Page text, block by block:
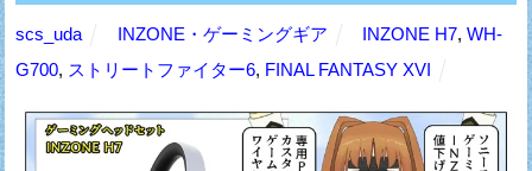
scs_uda INZONE・ゲーミングギア INZONE H7,WH-
G700, ストリートファイター6, FINAL FANTASY XVI